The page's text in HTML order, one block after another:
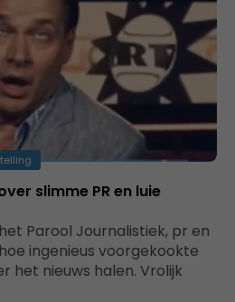
slimme PR en luie
Parool Journalistiek, pr en
ingenieus voorgekookte
het nieuws halen. Vrolijk